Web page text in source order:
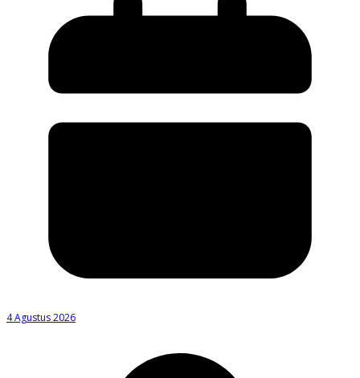
4 Agustus 2026